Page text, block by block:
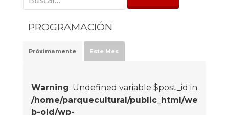
PROGRAMACIÓN
Próximamente Este Mes
Warning: Undefined variable $post_id in
/home/parquecultural/public_html/we
b-old/wp-